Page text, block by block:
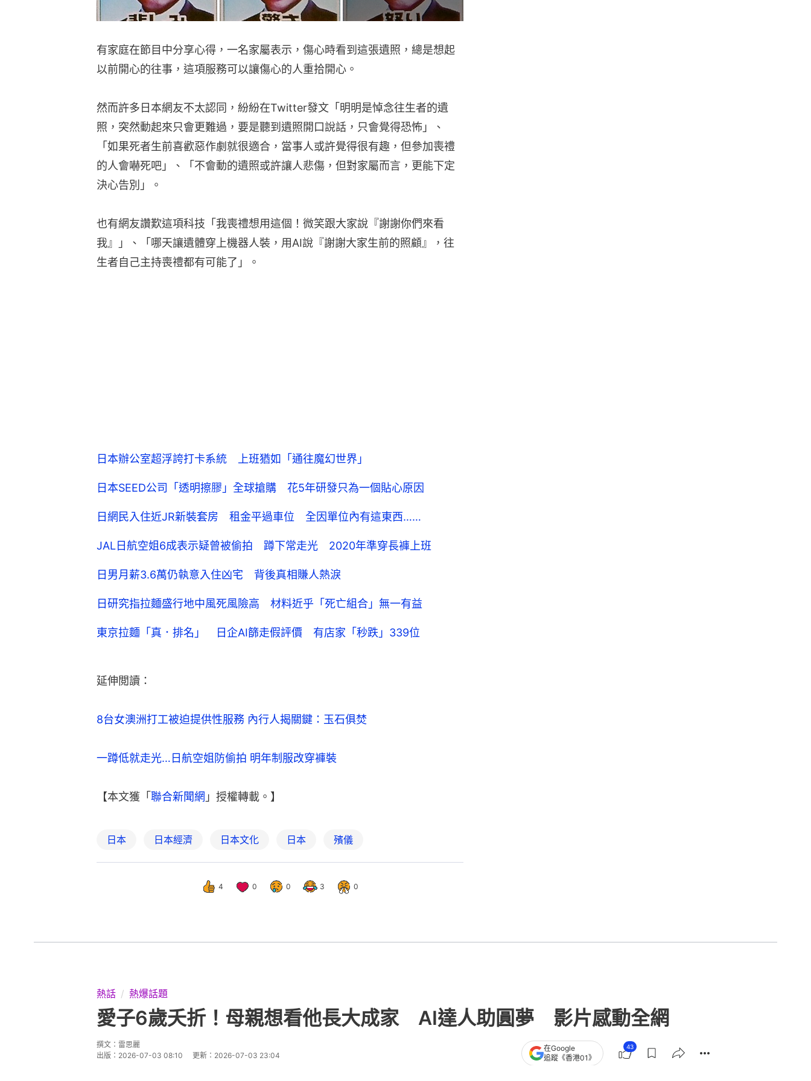
有家庭在節目中分享心得，一名家屬表示，傷心時看到這張遺照，總是想起
以前開心的往事，這項服務可以讓傷心的人重拾開心。
然而許多日本網友不太認同，紛紛在Twitter發文「明明是悼念往生者的遺
照，突然動起來只會更難過，要是聽到遺照開口說話，只會覺得恐怖」、
「如果死者生前喜歡惡作劇就很適合，當事人或許覺得很有趣，但參加喪禮
的人會嚇死吧」、「不會動的遺照或許讓人悲傷，但對家屬而言，更能下定
決心告別」。
也有網友讚歎這項科技「我喪禮想用這個！微笑跟大家說『謝謝你們來看
我』」、「哪天讓遺體穿上機器人裝，用AI說『謝謝大家生前的照顧』，往
生者自己主持喪禮都有可能了」。
日本辦公室超浮誇打卡系統 上班猶如「通往魔幻世界」
日本SEED公司「透明擦膠」全球搶購 花5年研發只為一個貼心原因
日網民入住近JR新裝套房 租金平過車位 全因單位內有這東西……
JAL日航空姐6成表示疑曾被偷拍 蹲下常走光 2020年準穿長褲上班
日男月薪3.6萬仍執意入住凶宅 背後真相賺人熱淚
日研究指拉麵盛行地中風死風險高 材料近乎「死亡組合」無一有益
東京拉麵「真．排名」 日企AI篩走假評價 有店家「秒跌」339位
延伸閲讀：
8台女澳洲打工被迫提供性服務 內行人揭關鍵：玉石俱焚
一蹲低就走光…日航空姐防偷拍 明年制服改穿褲裝
【本文獲「聯合新聞網 」授權轉載。】
日本 日本經濟 日本文化 日本 殯儀
4 0 0 3 0
熱話 熱爆話題
愛子6歲夭折！母親想看他長大成家 AI達人助圓夢 影片感動全網
撰文： 雷思麗
出版： 2026-07-03 08:10 更新： 2026-07-03 23:04
在Google
追蹤《香港01》
43